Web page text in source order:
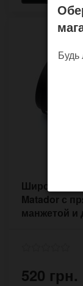
Широкий
Matador с
манжетой и
520 грн.
Будь